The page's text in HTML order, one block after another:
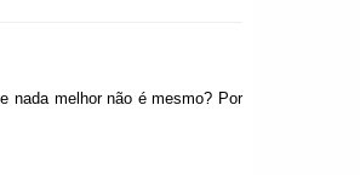
nada melhor não é mesmo? Por